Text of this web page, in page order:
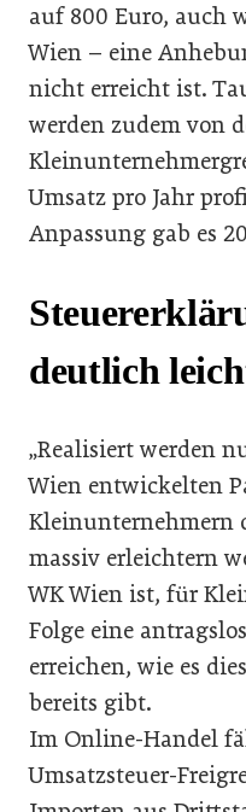
auf 800 Euro, auch
Wien – eine
nicht erreicht ist.
werden zudem von
Umsatz pro Jahr
Anpassung gab es
deutlich
„Realisiert werden
Wien entwickelten
Kleinunternehmern
massiv erleichtern
WK Wien ist, für
Folge eine
erreichen, wie es
bereits gibt.
Im Online-Handel
Umsatzsteuer-